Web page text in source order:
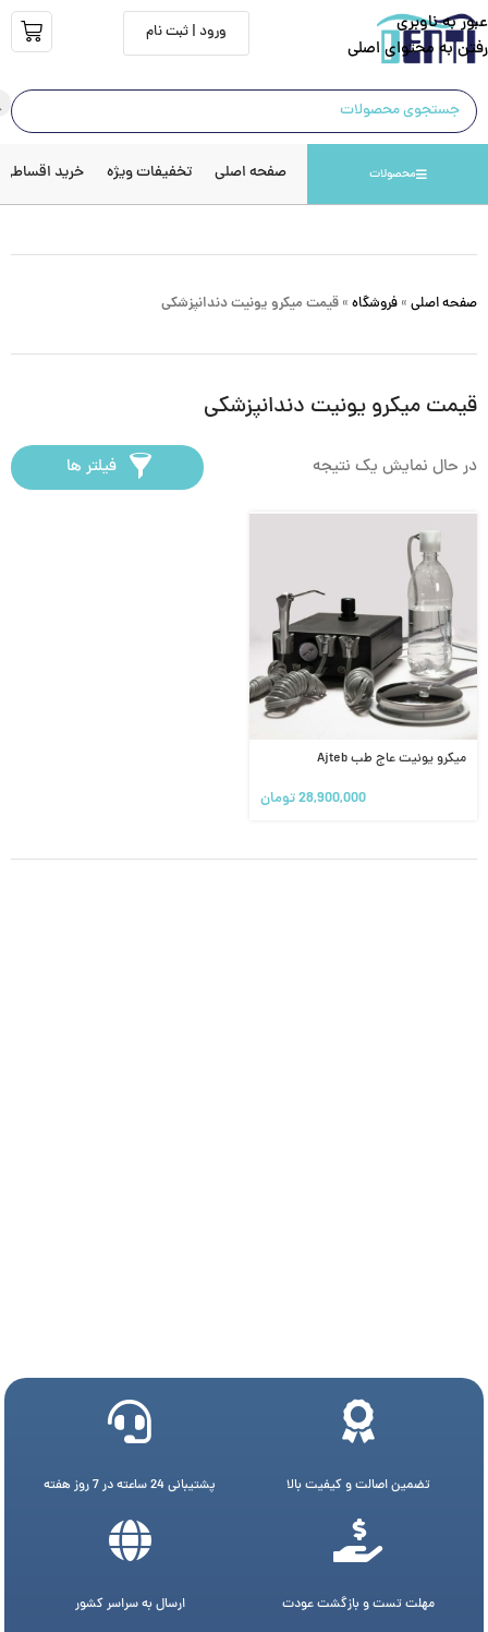
عبور به ناوبری
رفتن به محتوای اصلی
ورود | ثبت نام
محصولات صفحه اصلی تخفیفات ویژه خرید اقساطی
صفحه اصلی » فروشگاه » قیمت میکرو یونیت دندانپزشکی
قیمت میکرو یونیت دندانپزشکی
در حال نمایش یک نتیجه فیلتر ها
میکرو یونیت عاج طب Ajteb
28,900,000تومان
تضمین اصالت و کیفیت بالا پشتیبانی 24 ساعته در 7 روز هفته
مهلت تست و بازگشت عودت ارسال به سراسر کشور